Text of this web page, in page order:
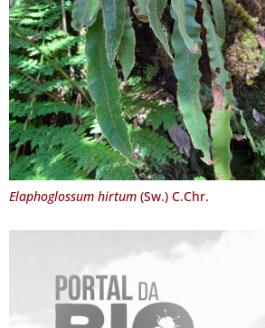
Elaphoglossum hirtum(Sw.) C.Chr.